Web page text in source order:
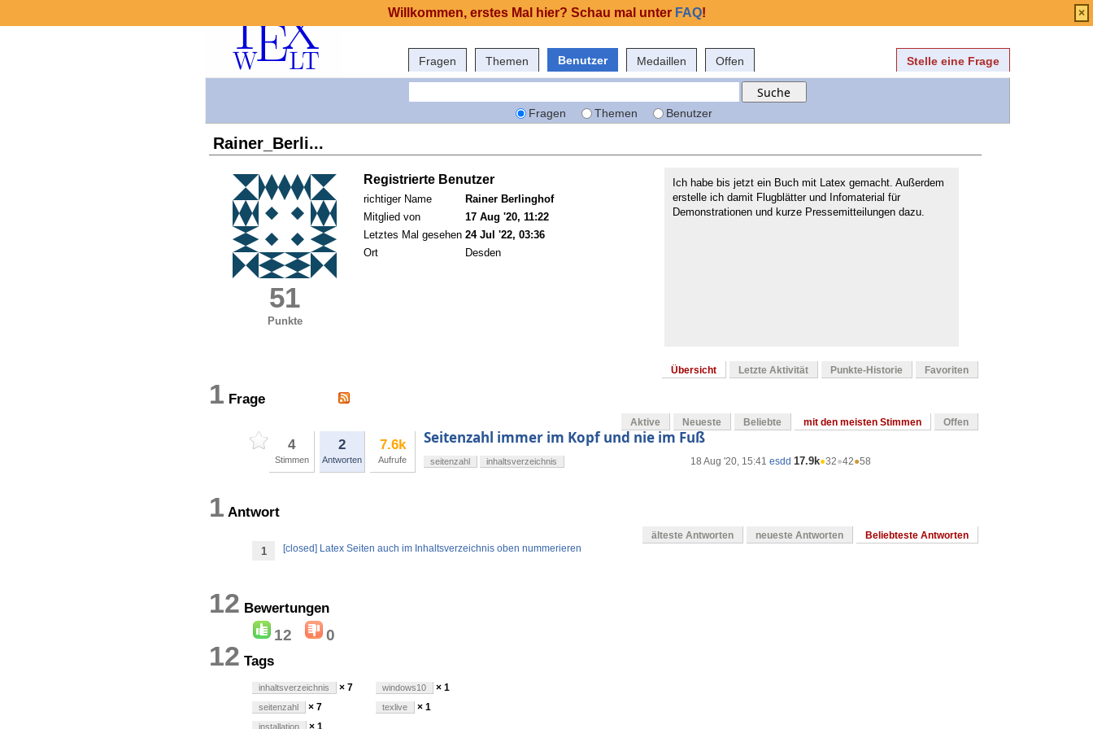
Fragen Themen Benutzer Medaillen Offen Stelle eine Frage
Fragen Themen Benutzer
Rainer_Berli...
51
Punkte
Registrierte Benutzer
richtiger Name
Rainer Berlinghof
Mitglied von
17 Aug '20, 11:22
Letztes Mal gesehen 24 Jul '22, 03:36
Ort
Desden
Ich habe bis jetzt ein Buch mit Latex gemacht. Außerdem
erstelle ich damit Flugblätter und Infomaterial für
Demonstrationen und kurze Pressemitteilungen dazu.
Übersicht Letzte Aktivität Punkte-Historie Favoriten
1 Frage
Aktive Neueste Beliebte mit den meisten Stimmen Offen
4
Stimmen
2
Antworten
7.6k
Aufrufe
Seitenzahl immer im Kopf und nie im Fuß
18 Aug '20, 15:41 esdd 17.9k●32●42●58
seitenzahl inhaltsverzeichnis
1 Antwort
älteste Antworten neueste Antworten Beliebteste Antworten
1 [closed] Latex Seiten auch im Inhaltsverzeichnis oben nummerieren
12 Bewertungen
12 0
12 Tags
inhaltsverzeichnis × 7
seitenzahl × 7
installation
windows10 × 1
texlive × 1
Willkommen, erstes Mal hier? Schau mal unter FAQ! ×